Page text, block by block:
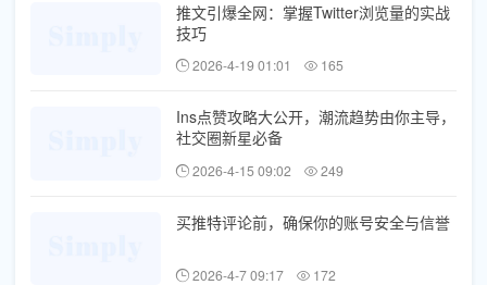
推文引爆全网：掌握Twitter浏览量的实战
技巧
2026-4-19 01:01 165
Ins点赞攻略大公开，潮流趋势由你主导，
社交圈新星必备
2026-4-15 09:02 249
买推特评论前，确保你的账号安全与信誉
2026-4-7 09:17 172